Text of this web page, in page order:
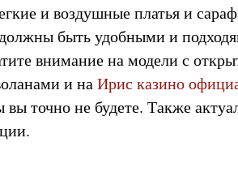
и воздушные платья и
быть удобными и
внимание на модели с
и наИрис казино
вы точно не будете. Также